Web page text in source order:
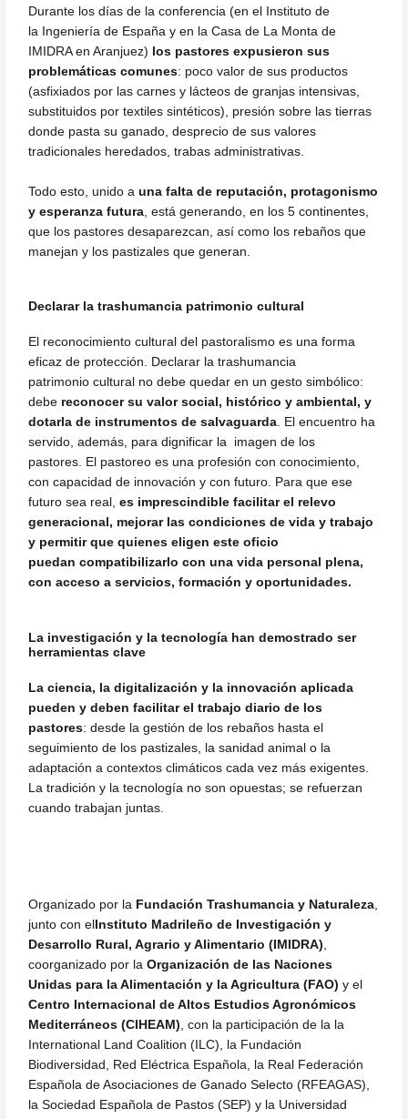
Durante los días de la conferencia (en el Instituto de
la Ingeniería de España y en la Casa de La Monta de
IMIDRA en Aranjuez) los pastores expusieron sus
problemáticas comunes: poco valor de sus productos
(asfixiados por las carnes y lácteos de granjas intensivas,
substituidos por textiles sintéticos), presión sobre las tierras
donde pasta su ganado, desprecio de sus valores
tradicionales heredados, trabas administrativas.
Todo esto, unido auna falta de reputación, protagonismo
y esperanza futura , está generando, en los 5 continentes,
que los pastores desaparezcan, así como los rebaños que
manejan y los pastizales que generan.
Declarar la trashumancia patrimonio cultural
El reconocimiento cultural del pastoralismo es una forma
eficaz de protección. Declarar la trashumancia
patrimonio cultural no debe quedar en un gesto simbólico:
debe reconocer su valor social, histórico y ambiental, y
dotarla de instrumentos de salvaguarda. El encuentro ha
servido, además, para dignificar la imagen de los
pastores. El pastoreo es una profesión con conocimiento,
con capacidad de innovación y con futuro. Para que ese
futuro sea real,es imprescindible facilitar el relevo
generacional, mejorar las condiciones de vida y trabajo
y permitir que quienes eligen este oficio
puedan compatibilizarlo con una vida personal plena,
con acceso a servicios, formación y oportunidades.
La investigación y la tecnología han demostrado ser
herramientas clave
La ciencia, la digitalización y la innovación aplicada
pueden y deben facilitar el trabajo diario de los
pastores: desde la gestión de los rebaños hasta el
seguimiento de los pastizales, la sanidad animal o la
adaptación a contextos climáticos cada vez más exigentes.
La tradición y la tecnología no son opuestas; se refuerzan
cuando trabajan juntas.
Organizado por la Fundación Trashumancia y Naturaleza,
junto con el Instituto Madrileño de Investigación y
Desarrollo Rural, Agrario y Alimentario (IMIDRA),
coorganizado por laOrganización de las Naciones
Unidas para la Alimentación y la Agricultura (FAO) y el
Centro Internacional de Altos Estudios Agronómicos
Mediterráneos (CIHEAM), con la participación de la la
International Land Coalition (ILC), la Fundación
Biodiversidad, Red Eléctrica Española, la Real Federación
Española de Asociaciones de Ganado Selecto (RFEAGAS),
la Sociedad Española de Pastos (SEP) y la Universidad